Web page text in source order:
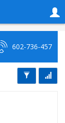
602-736-457